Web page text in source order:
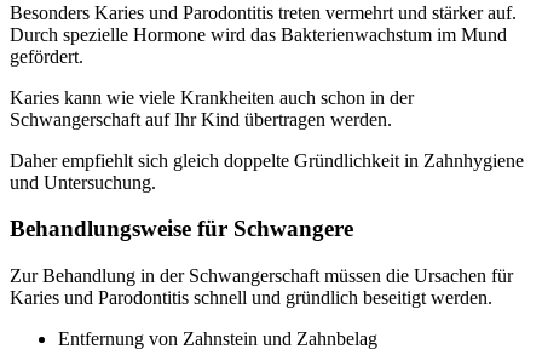
Besonders Karies und Parodontitis treten vermehrt und stärker auf.
Durch spezielle Hormone wird das Bakterienwachstum im Mund
gefördert.
Karies kann wie viele Krankheiten auch schon in der
Schwangerschaft auf Ihr Kind übertragen werden.
Daher empfiehlt sich gleich doppelte Gründlichkeit in Zahnhygiene
und Untersuchung.
Behandlungsweise für Schwangere
Zur Behandlung in der Schwangerschaft müssen die Ursachen für
Karies und Parodontitis schnell und gründlich beseitigt werden.
Entfernung von Zahnstein und Zahnbelag